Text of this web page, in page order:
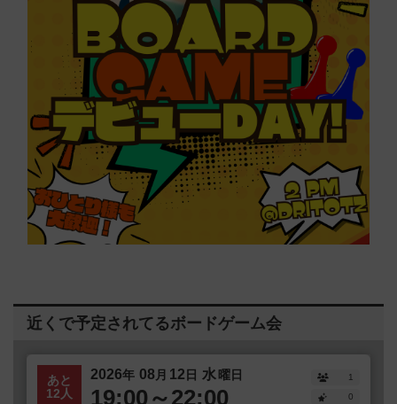
近くで予定されてるボードゲーム会
あと
12人
2026年 08 月 12日 水曜日
19:00～22:00
1
0